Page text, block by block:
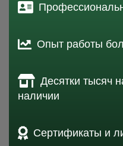
Опыт работы
Десятки тысяч
наличии
Сертификаты и